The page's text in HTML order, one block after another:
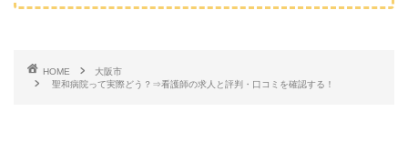
HOME
大阪市
聖和病院って実際どう？⇒看護師の求人と評判・口コミを確認する！